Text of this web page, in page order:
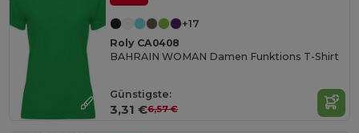
+17
Roly CA0408
BAHRAIN WOMAN Damen Funktions T-Shirt
Günstigste:
3,31 €6,57 €